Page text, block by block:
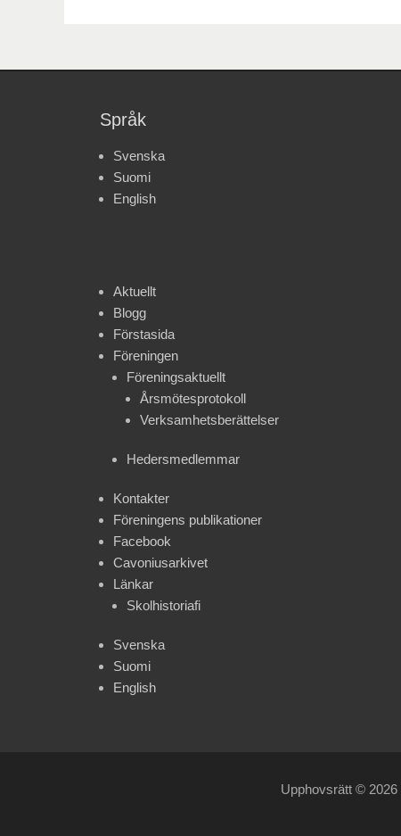
Språk
Svenska
Suomi
English
Aktuellt
Blogg
Förstasida
Föreningen
Föreningsaktuellt
Årsmötesprotokoll
Verksamhetsberättelser
Hedersmedlemmar
Kontakter
Föreningens publikationer
Facebook
Cavoniusarkivet
Länkar
Skolhistoriafi
Svenska
Suomi
English
Upphovsrätt © 2026